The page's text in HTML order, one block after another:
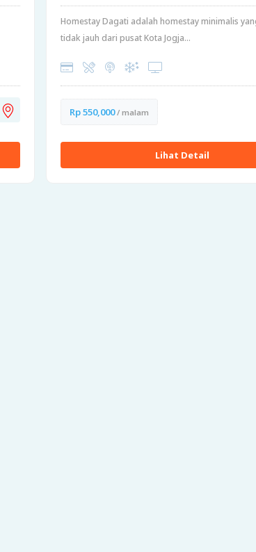
Homestay Dagati adalah homestay minimalis
tidak jauh dari pusat Kota Jogja...
Rp 550,000/ malam
Lihat Detail